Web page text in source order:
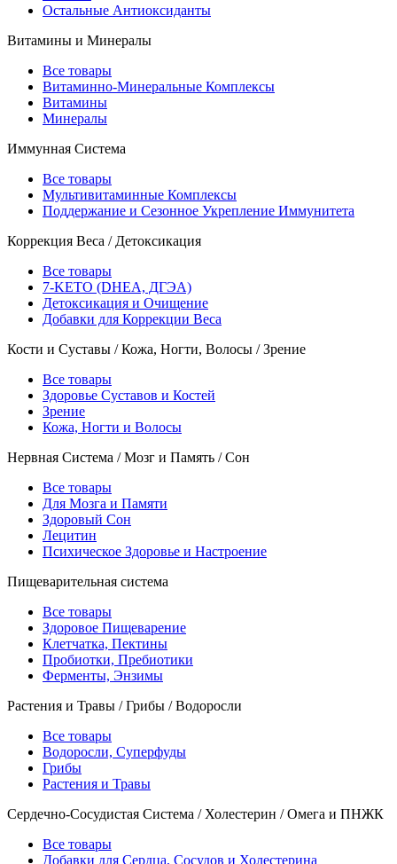
Остальные Антиоксиданты
Витамины и Минералы
Все товары
Витаминно-Минеральные Комплексы
Витамины
Минералы
Иммунная Система
Все товары
Мультивитаминные Комплексы
Поддержание и Сезонное Укрепление Иммунитета
Коррекция Веса / Детоксикация
Все товары
7-KETO (DHEA, ДГЭА)
Детоксикация и Очищение
Добавки для Коррекции Веса
Кости и Суставы / Кожа, Ногти, Волосы / Зрение
Все товары
Здоровье Суставов и Костей
Зрение
Кожа, Ногти и Волосы
Нервная Система / Мозг и Память / Сон
Все товары
Для Мозга и Памяти
Здоровый Сон
Лецитин
Психическое Здоровье и Настроение
Пищеварительная система
Все товары
Здоровое Пищеварение
Клетчатка, Пектины
Пробиотки, Пребиотики
Ферменты, Энзимы
Растения и Травы / Грибы / Водоросли
Все товары
Водоросли, Суперфуды
Грибы
Растения и Травы
Сердечно-Сосудистая Система / Холестерин / Омега и ПНЖК
Все товары
Добавки для Сердца, Сосудов и Холестерина